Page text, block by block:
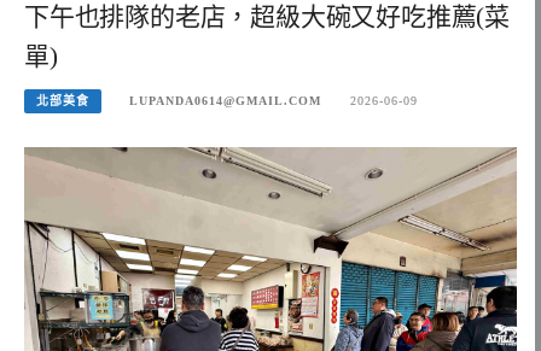
下午也排隊的老店，超級大碗又好吃推薦(菜
單)
北部美食 LUPANDA0614@GMAIL.COM 2026-06-09